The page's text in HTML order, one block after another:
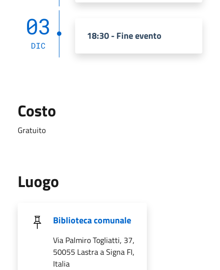
03
DIC
18:30 - Fine evento
Costo
Gratuito
Luogo
Biblioteca comunale
Via Palmiro Togliatti, 37,
50055 Lastra a Signa FI,
Italia